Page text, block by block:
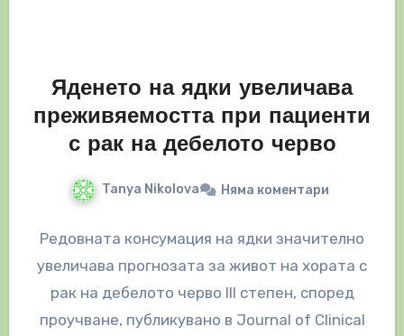
Яденето на ядки увеличава
преживяемостта при пациенти
с рак на дебелото черво
Tanya Nikolova Няма коментари
Редовната консумация на ядки значително
увеличава прогнозата за живот на хората с
рак на дебелото черво III степен, според
проучване, публикувано в Journal of Clinical